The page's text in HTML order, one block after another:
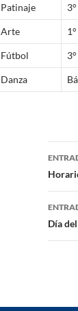
Patinaje
Arte
Fútbol
Danza
de
Día